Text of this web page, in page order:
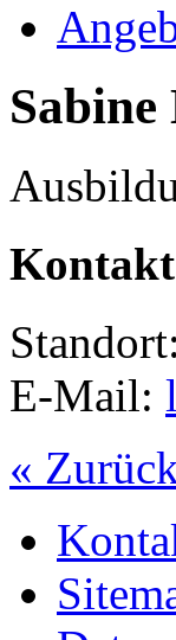
Kontakt
E-Mail:
«